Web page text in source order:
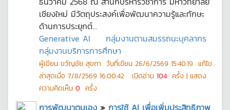
เชียงใหม่ มีวัตถุประสงค์เพื่อพัฒนาความรู้และทักษะ
ด้านการประยุกต์...
Generative AI
กลุ่มงานตามสมรรถนะบุคลากร
กลุ่มงานบริการการศึกษา
ผู้เขียน ขวัญชัย สุขถา วันที่เขียน 26/6/2569 15:40:19 แก้ไข
ล่าสุดเมื่อ 7/8/2569 16:00:42 เปิดอ่าน 104 ครั้ง | แสดง
ความคิดเห็น 0 ครั้ง
การพัฒนาตนเอง » การใช้ AI เพื่อเพิ่มประสิทธิภาพ